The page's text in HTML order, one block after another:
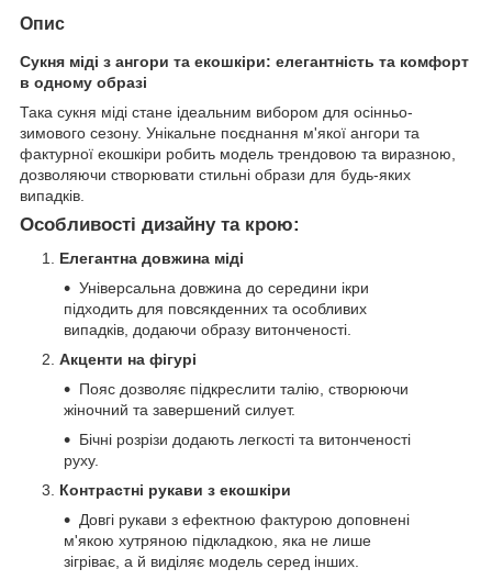
Опис
Сукня міді з ангори та екошкіри: елегантність та комфорт
в одному образі
Така сукня міді стане ідеальним вибором для осінньо-
зимового сезону. Унікальне поєднання м'якої ангори та
фактурної екошкіри робить модель трендовою та виразною,
дозволяючи створювати стильні образи для будь-яких
випадків.
Особливості дизайну та крою:
Елегантна довжина міді
Універсальна довжина до середини ікри
підходить для повсякденних та особливих
випадків, додаючи образу витонченості.
Акценти на фігурі
Пояс дозволяє підкреслити талію, створюючи
жіночний та завершений силует.
Бічні розрізи додають легкості та витонченості
руху.
Контрастні рукави з екошкіри
Довгі рукави з ефектною фактурою доповнені
м'якою хутряною підкладкою, яка не лише
зігріває, а й виділяє модель серед інших.